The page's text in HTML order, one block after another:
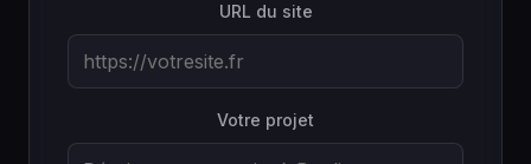
URL du site
Votre projet